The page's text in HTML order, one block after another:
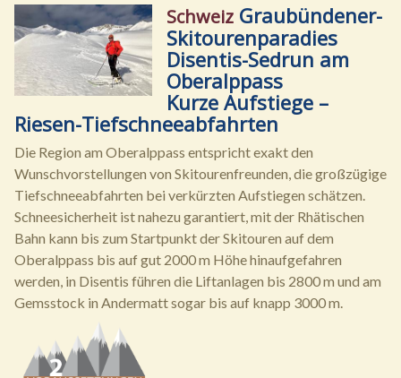
Schweiz Graubündener-
Skitourenparadies
Disentis-Sedrun am
Oberalppass
Kurze Aufstiege –
Riesen-Tiefschneeabfahrten
Die Region am Oberalppass entspricht exakt den
Wunschvorstellungen von Skitourenfreunden, die großzügige
Tiefschneeabfahrten bei verkürzten Aufstiegen schätzen.
Schneesicherheit ist nahezu garantiert, mit der Rhätischen
Bahn kann bis zum Startpunkt der Skitouren auf dem
Oberalppass bis auf gut 2000 m Höhe hinaufgefahren
werden, in Disentis führen die Liftanlagen bis 2800 m und am
Gemsstock in Andermatt sogar bis auf knapp 3000 m.